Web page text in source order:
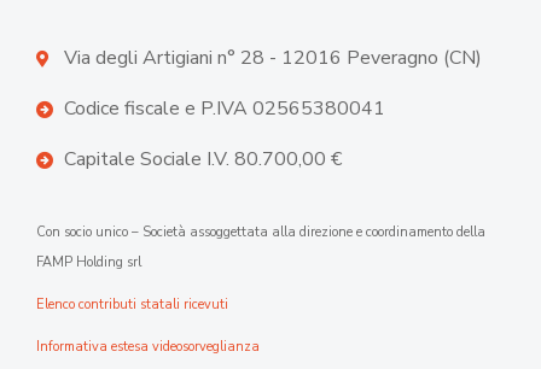
Via degli Artigiani n° 28 - 12016 Peveragno (CN)
Codice fiscale e P.IVA 02565380041
Capitale Sociale I.V. 80.700,00 €
Con socio unico – Società assoggettata alla direzione e coordinamento della
FAMP Holding srl
Elenco contributi statali ricevuti
Informativa estesa videosorveglianza